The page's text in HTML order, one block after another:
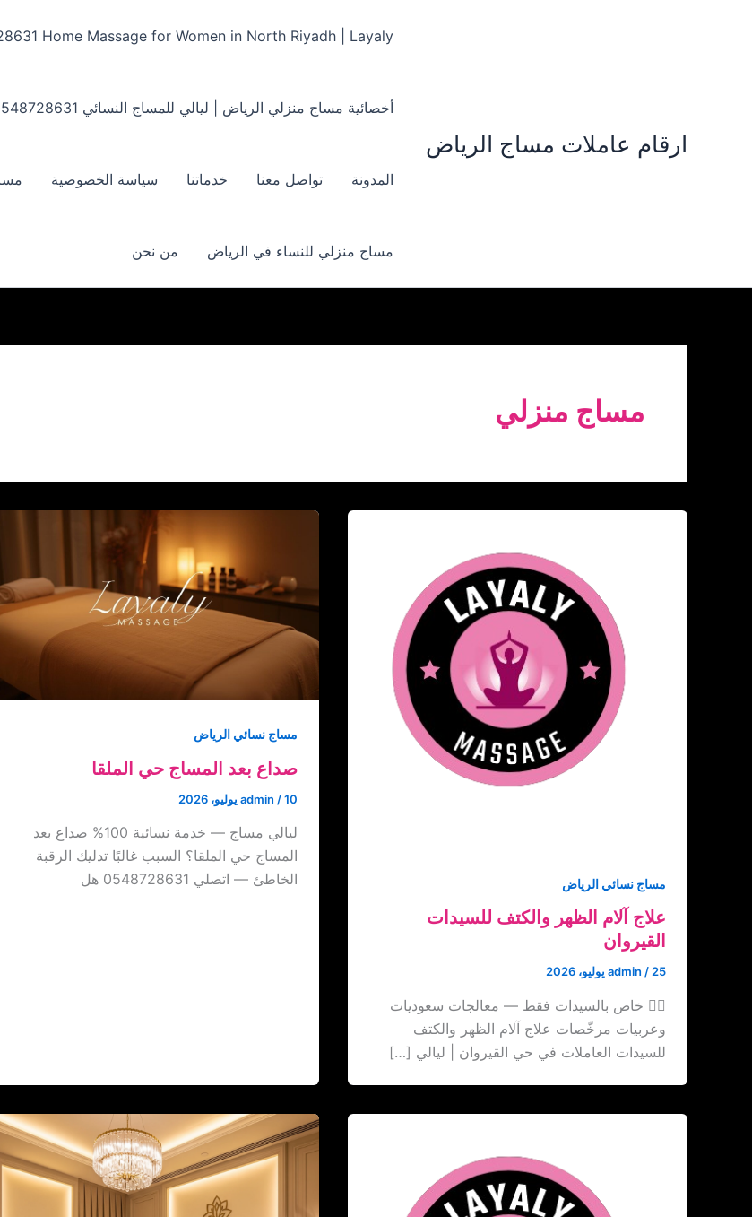
ارقام عاملات مساج الرياض
Home Massage for Women in North Riyadh | Layaly ‏‪0548728631
أخصائية مساج منزلي الرياض | ليالي للمساج النسائي ‏‪0548728631
المدونة تواصل معنا خدماتنا سياسة الخصوصية
مساج منزلي للنساء في الرياض من نحن
مساج منزلي
مساج نسائي الرياض
علاج آلام الظهر والكتف للسيدات
القيروان
admin /25 يوليو، 2026
💆‍♀️ خاص بالسيدات فقط — معالجات سعوديات
وعربيات مرخّصات علاج آلام الظهر والكتف
للسيدات العاملات في حي القيروان | ليالي […]
مساج نسائي الرياض
صداع بعد المساج حي الملقا
admin /10 يوليو، 2026
ليالي مساج — خدمة نسائية 100% صداع بعد
المساج حي الملقا؟ السبب غالبًا تدليك الرقبة
الخاطئ — اتصلي 0548728631 هل